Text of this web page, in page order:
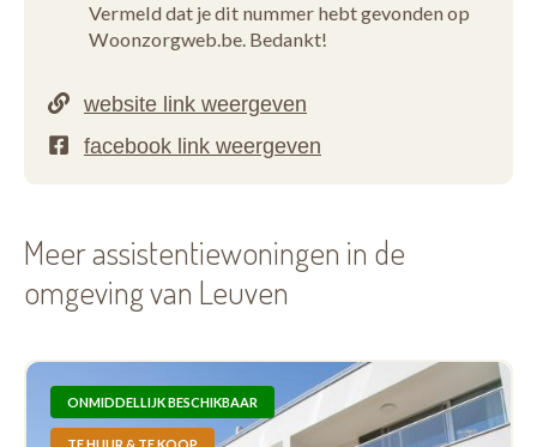
Vermeld dat je dit nummer hebt gevonden op
Woonzorgweb.be. Bedankt!
Meer assistentiewoningen in de
omgeving van Leuven
ONMIDDELLIJK BESCHIKBAAR